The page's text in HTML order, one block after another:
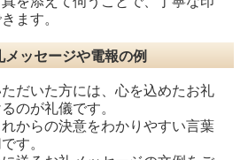
ます。
ッセージや電報の例
だいた方には、心を込めたお礼
のが礼儀です。
からの決意をわかりやすい言葉
す。